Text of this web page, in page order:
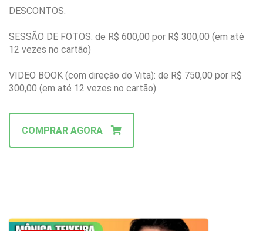
DESCONTOS:
SESSÃO DE FOTOS: de R$ 600,00 por R$ 300,00 (em até
12 vezes no cartão)
VIDEO BOOK (com direção do Vita): de R$ 750,00 por R$
300,00 (em até 12 vezes no cartão).
COMPRAR AGORA